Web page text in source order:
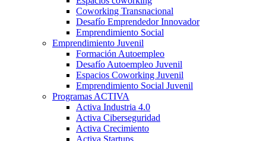
Coworking Transnacional
Desafío Emprendedor Innovador
Emprendimiento Social
Emprendimiento Juvenil
Formación Autoempleo
Desafío Autoempleo Juvenil
Espacios Coworking Juvenil
Emprendimiento Social Juvenil
Programas ACTIVA
Activa Industria 4.0
Activa Ciberseguridad
Activa Crecimiento
Activa Startups